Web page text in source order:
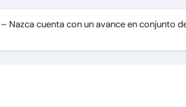
Nazca cuenta con un avance en conjunto